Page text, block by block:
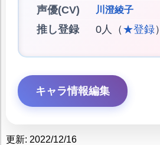
声優(CV)
川澄綾子
推し登録 0人（ ★登録）
キャラ情報編集
更新: 2022/12/16